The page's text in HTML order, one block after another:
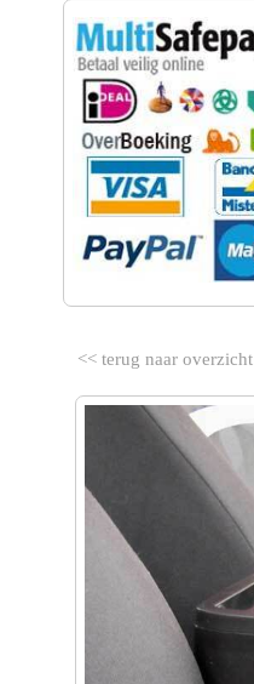
<< terug naar overzicht